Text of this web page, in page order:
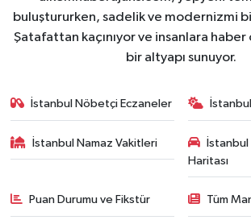
buluştururken, sadelik ve modernizmi
Şatafattan kaçınıyor ve insanlara
bir altyapı sunuyor.
İstanbul Nöbetçi Eczaneler
İstanbul Namaz Vakitleri
İstanbul
Haritası
Puan Durumu ve Fikstür Tüm